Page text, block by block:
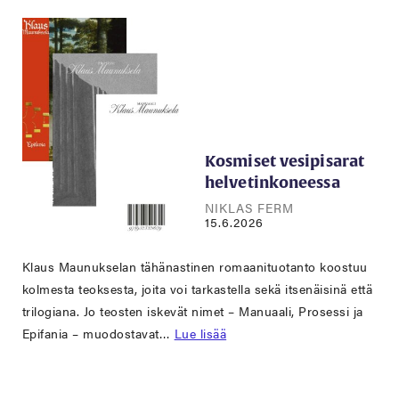
Kosmiset vesipisarat
helvetinkoneessa
NIKLAS FERM
15.6.2026
Klaus Maunukselan tähänastinen romaanituotanto koostuu
kolmesta teoksesta, joita voi tarkastella sekä itsenäisinä että
trilogiana. Jo teosten iskevät nimet – Manuaali, Prosessi ja
Epifania – muodostavat… Lue lisää